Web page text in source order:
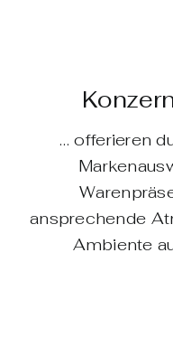
… offerieren
ansprechende
Ambiente